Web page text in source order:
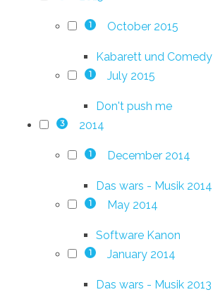
1 October 2015
Kabarett und Comedy
1 July 2015
Don't push me
3 2014
1 December 2014
Das wars - Musik 2014
1 May 2014
Software Kanon
1 January 2014
Das wars - Musik 2013